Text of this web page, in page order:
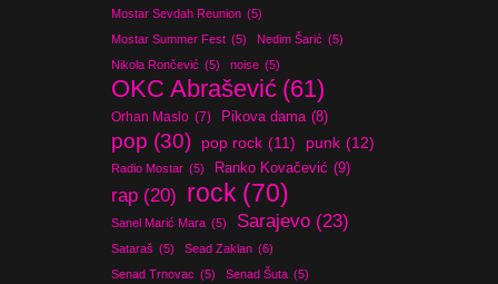
Mostar Sevdah Reunion (5)
Mostar Summer Fest (5) Nedim Šarić (5)
Nikola Rončević (5) noise (5)
OKC Abrašević (61)
Orhan Maslo (7) Pikova dama (8)
pop (30) pop rock (11) punk (12)
Radio Mostar (5) Ranko Kovačević (9)
rap (20) rock (70)
Sanel Marić Mara (5) Sarajevo (23)
Sataraš (5) Sead Zaklan (6)
Senad Trnovac (5) Senad Šuta (5)